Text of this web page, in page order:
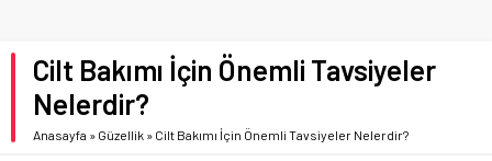
Cilt Bakımı İçin Önemli Tavsiyeler
Nelerdir?
Anasayfa » Güzellik » Cilt Bakımı İçin Önemli Tavsiyeler Nelerdir?